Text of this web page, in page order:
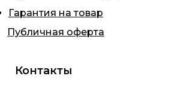
Гарантия на товар
Публичная оферта
Контакты